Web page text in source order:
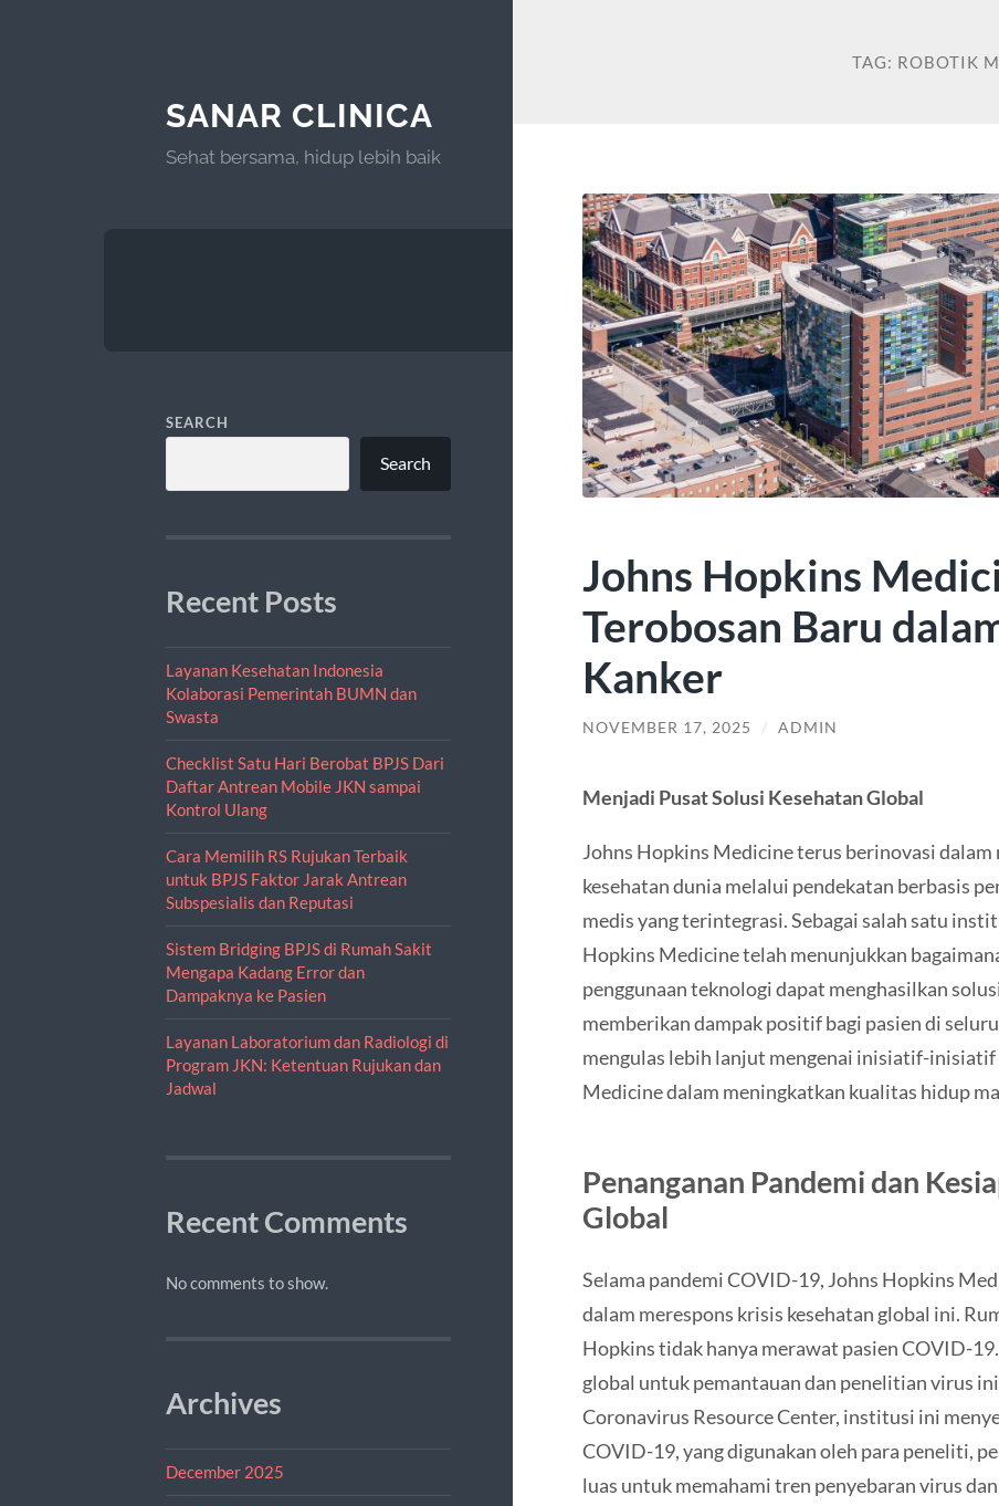
SANAR CLINICA
Sehat bersama, hidup lebih baik
SEARCH
Search
Recent Posts
Layanan Kesehatan Indonesia
Kolaborasi Pemerintah BUMN dan
Swasta
Checklist Satu Hari Berobat BPJS Dari
Daftar Antrean Mobile JKN sampai
Kontrol Ulang
Cara Memilih RS Rujukan Terbaik
untuk BPJS Faktor Jarak Antrean
Subspesialis dan Reputasi
Sistem Bridging BPJS di Rumah Sakit
Mengapa Kadang Error dan
Dampaknya ke Pasien
Layanan Laboratorium dan Radiologi di
Program JKN: Ketentuan Rujukan dan
Jadwal
Recent Comments
No comments to show.
Archives
December 2025
TAG: ROBOTIK
Johns Hopkins
Terobosan Baru
Kanker
NOVEMBER 17, 2025 / ADMIN
Menjadi Pusat Solusi Kesehatan Global
Johns Hopkins Medicine terus berinovasi
kesehatan dunia melalui pendekatan berbasis
medis yang terintegrasi. Sebagai salah satu
Hopkins Medicine telah menunjukkan
penggunaan teknologi dapat menghasilkan
memberikan dampak positif bagi pasien di
mengulas lebih lanjut mengenai inisiatif-
Medicine dalam meningkatkan kualitas hidup
Penanganan Pandemi dan
Global
Selama pandemi COVID-19, Johns Hopkins
dalam merespons krisis kesehatan global ini.
Hopkins tidak hanya merawat pasien COVID-
global untuk pemantauan dan penelitian virus
Coronavirus Resource Center, institusi ini
COVID-19, yang digunakan oleh para peneliti,
luas untuk memahami tren penyebaran virus